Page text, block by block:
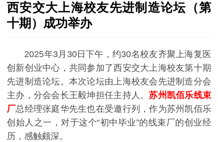
西安交大上海校友先进制造论坛（第
十期）成功举办
2025年3月30日下午，约30名校友齐聚上海复医
创新创业中心，共同参加了西安交大上海校友第十期
先进制造论坛。本次论坛由上海校友会先进制造分会
主办，分会会长王毅坤担任主持人。苏州凯佰乐线束
厂总经理张庭华先生也在受邀行列，作为苏州凯佰乐
创始人之一，对于这个“初中毕业”的线束厂的创业经
历，感触颇深。